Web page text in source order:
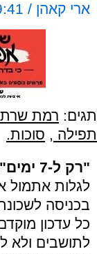
ארי קאהן / 09:41 06.10.25
תגים: רמת שרת
תפילה , סוכות.
"רק ל-7 ימים":
לגלות אתמול
בכניסה
כל עדכון
לתושבים ולא